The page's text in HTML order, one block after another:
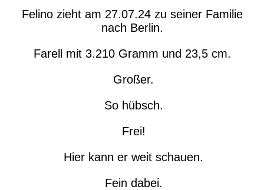
Felino zieht am 27.07.24 zu seiner Familie
nach Berlin.
Farell mit 3.210 Gramm und 23,5 cm.
Großer.
So hübsch.
Frei!
Hier kann er weit schauen.
Fein dabei.